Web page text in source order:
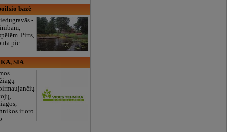
bazė
-
Pirts,
pie
SIA
ir oro